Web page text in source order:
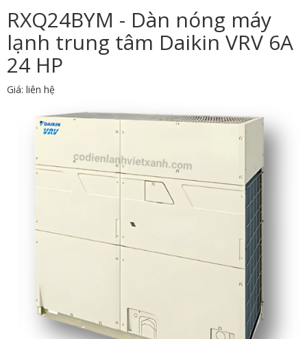
RXQ24BYM - Dàn nóng máy
lạnh trung tâm Daikin VRV 6A
24 HP
Giá: liên hệ